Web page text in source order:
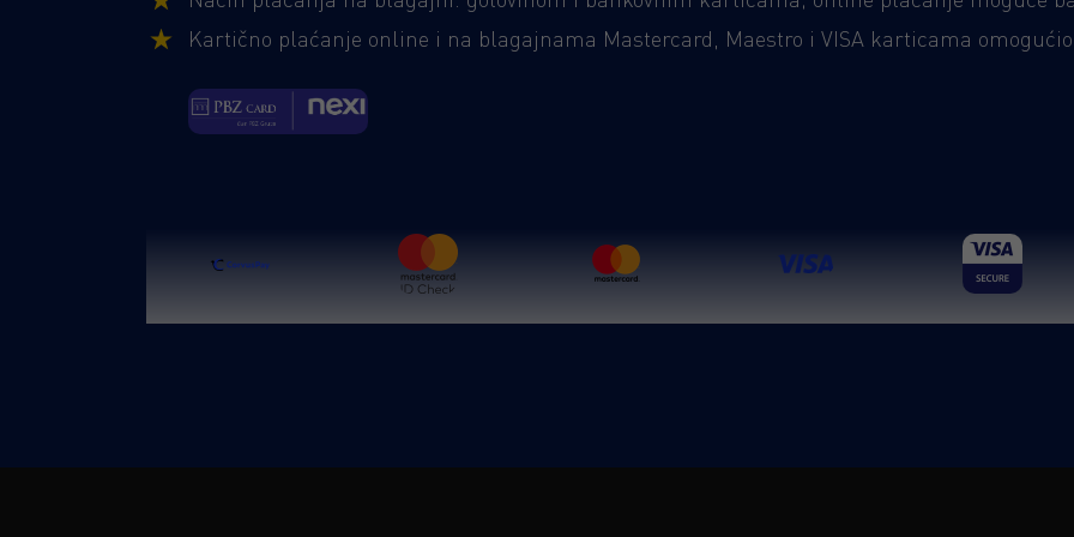
Kartično plaćanje online i na blagajnama Mastercard, Maestro i VISA karticama